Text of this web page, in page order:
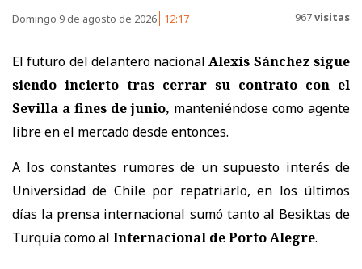
Domingo 9 de agosto de 2026 12:17 967visitas
El futuro del delantero nacionalAlexis Sánchez sigue
siendo incierto tras cerrar su contrato con el
Sevilla a fines de junio, manteniéndose como agente
libre en el mercado desde entonces.
A los constantes rumores de un supuesto interés de
Universidad de Chile por repatriarlo, en los últimos
días la prensa internacional sumó tanto al Besiktas de
Turquía como al Internacional de Porto Alegre.